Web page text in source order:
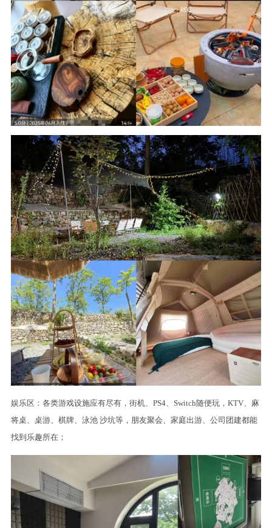
娱乐区：各类游戏设施应有尽有，街机、PS4、Switch随便玩，KTV、麻
将桌、桌游、棋牌、泳池 沙坑等，朋友聚会、家庭出游、公司团建都能
找到乐趣所在；